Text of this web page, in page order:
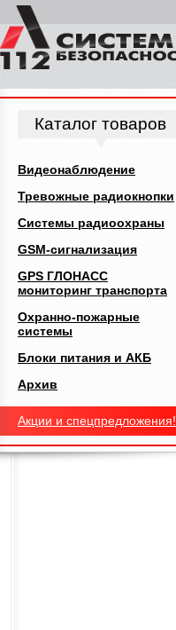
Каталог товаров
Видеонаблюдение
Тревожные радиокнопки
Системы радиоохраны
GSM-сигнализация
GPS ГЛОНАСС
мониторинг транспорта
Охранно-пожарные
системы
Блоки питания и АКБ
Архив
Акции и спецпредложения!